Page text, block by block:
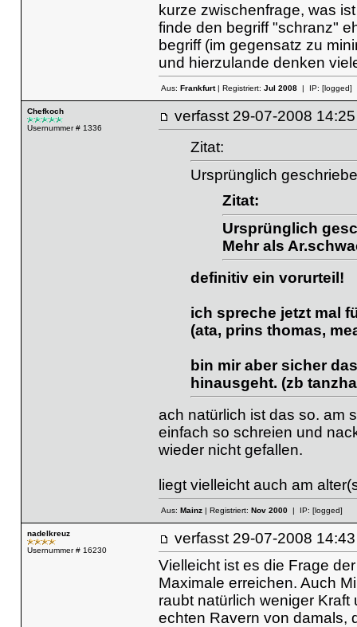
kurze zwischenfrage, was
finde den begriff "schranz"
begriff (im gegensatz zu
und hierzulande denken
Aus: Frankfurt| Registriert: Jul 2008| IP: [logged]
Chefkoch
Usernummer # 1336
verfasst 29-07-2008
Zitat:
Ursprünglich
Zitat:
Ursprünglich
Mehr als
definitiv ein vorurteil!
ich spreche jetzt mal
(ata, prins thomas,
bin mir aber sicher
hinausgeht. (zb
ach natürlich ist das so. am
einfach so schreien und
wieder nicht gefallen.
liegt vielleicht auch am
Aus: Mainz| Registriert: Nov 2000| IP: [logged]
nadelkreuz
Usernummer # 16230
verfasst 29-07-2008
Vielleicht ist es die Frage
Maximale erreichen. Auch
raubt natürlich weniger
echten Ravern von damals,